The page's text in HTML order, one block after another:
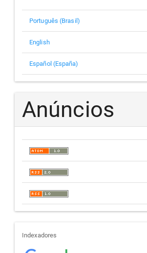
Português (Brasil)
English
Español (España)
Anúncios
indexadores
Indexadores